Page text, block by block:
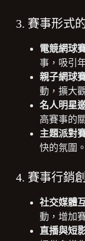
3. 賽事形式
電競網球
事，吸引
親子網球
動，擴大
名人明星
高賽事的
主題派對
快的氛圍。
4. 賽事行銷
社交媒體
動，增加
直播與短